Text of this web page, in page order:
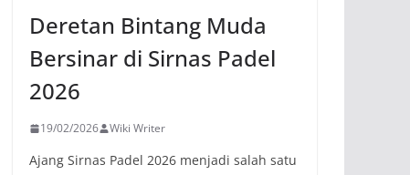
Deretan Bintang Muda
Bersinar di Sirnas Padel
2026
19/02/2026 Wiki Writer
Ajang Sirnas Padel 2026 menjadi salah satu